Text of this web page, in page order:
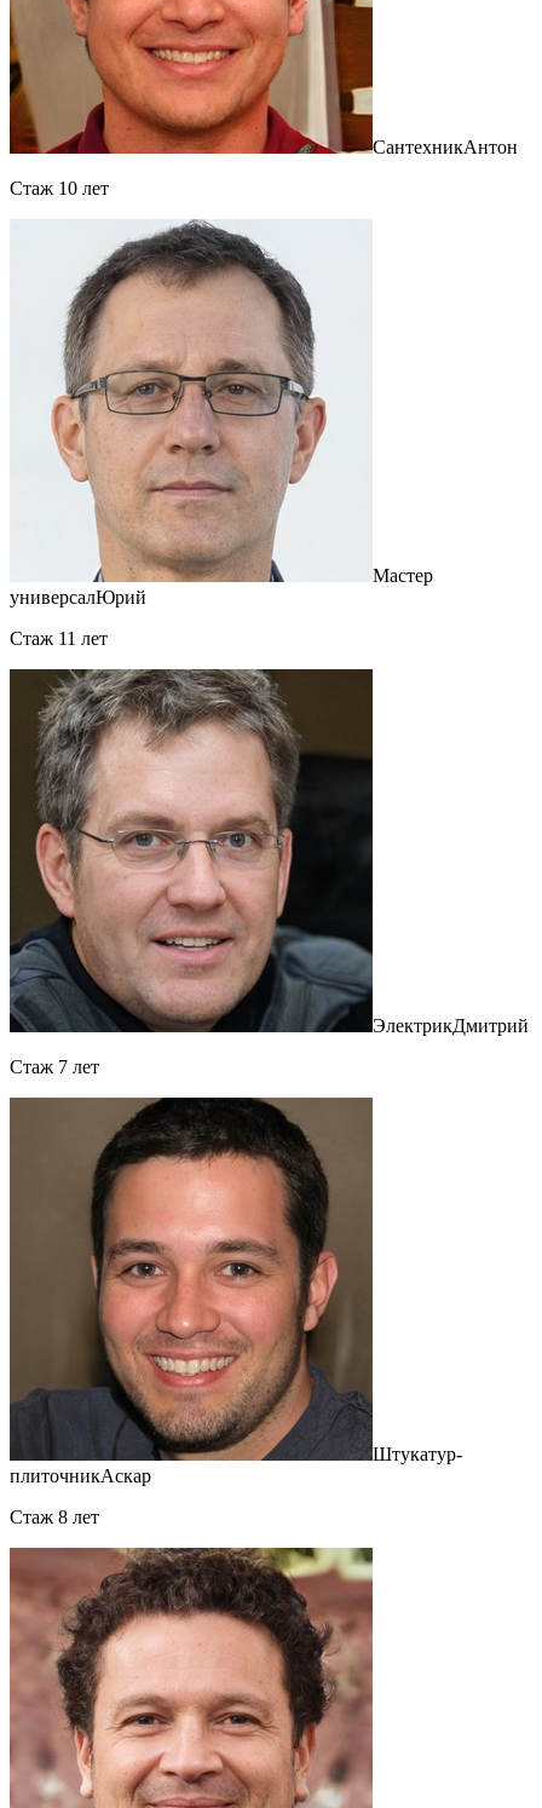
СантехникАнтон
Cтаж 10 лет
Мастер
универсалЮрий
Cтаж 11 лет
ЭлектрикДмитрий
Cтаж 7 лет
Штукатур-
плиточникАскар
Cтаж 8 лет